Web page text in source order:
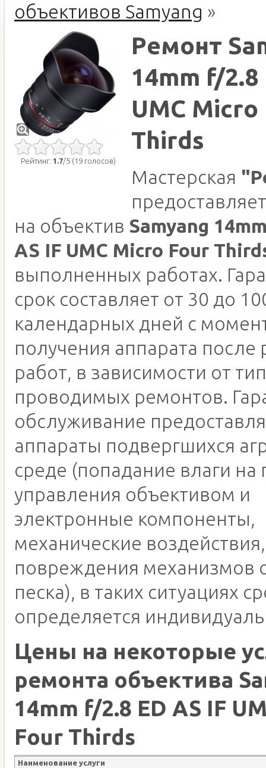
объективов Samyang »
Рейтинг: 1.7/5 (19 голосов)
Ремонт
14mm f/2.8
UMC Micro
Thirds
Мастерская
на объектив Samyang
AS IF UMC Micro Four
выполненных работах.
срок составляет от 30 до
календарных дней с
получения аппарата
работ, в зависимости от
проводимых ремонтов.
обслуживание
аппараты подвергшихся
среде (попадание влаги на
управления объективом и
электронные компоненты,
механические воздействия,
повреждения механизмов
песка), в таких ситуациях
определяется
Цены на некоторые
ремонта объектива
14mm f/2.8 ED AS IF
Four Thirds
Наименование услуги